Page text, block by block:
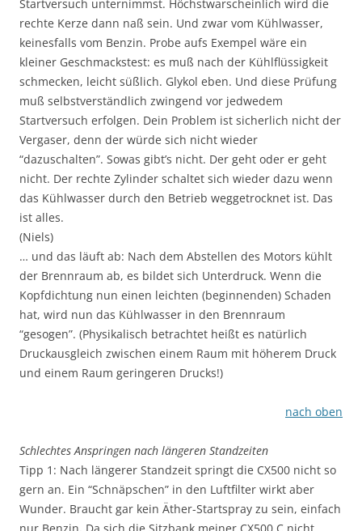
Startversuch unternimmst. Höchstwarscheinlich wird die
rechte Kerze dann naß sein. Und zwar vom Kühlwasser,
keinesfalls vom Benzin. Probe aufs Exempel wäre ein
kleiner Geschmackstest: es muß nach der Kühlflüssigkeit
schmecken, leicht süßlich. Glykol eben. Und diese Prüfung
muß selbstverständlich zwingend vor jedwedem
Startversuch erfolgen. Dein Problem ist sicherlich nicht der
Vergaser, denn der würde sich nicht wieder
“dazuschalten”. Sowas gibt’s nicht. Der geht oder er geht
nicht. Der rechte Zylinder schaltet sich wieder dazu wenn
das Kühlwasser durch den Betrieb weggetrocknet ist. Das
ist alles.
(Niels)
… und das läuft ab: Nach dem Abstellen des Motors kühlt
der Brennraum ab, es bildet sich Unterdruck. Wenn die
Kopfdichtung nun einen leichten (beginnenden) Schaden
hat, wird nun das Kühlwasser in den Brennraum
“gesogen”. (Physikalisch betrachtet heißt es natürlich
Druckausgleich zwischen einem Raum mit höherem Druck
und einem Raum geringeren Drucks!)
nach oben
Schlechtes Anspringen nach längeren Standzeiten
Tipp 1: Nach längerer Standzeit springt die CX500 nicht so
gern an. Ein “Schnäpschen” in den Luftfilter wirkt aber
Wunder. Braucht gar kein Äther-Startspray zu sein, einfach